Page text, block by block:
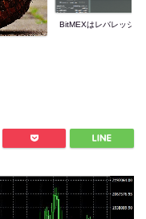
BitMEXはレバレッジ